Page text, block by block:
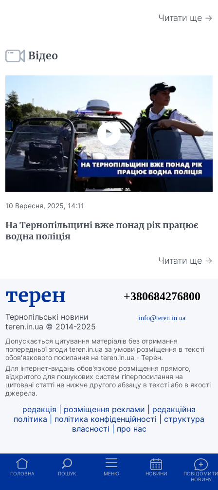
Читати ще →
Відео
10 Вересня, 2025, 14:11
На Тернопільщині вже понад рік працює
водна поліція
Читати ще →
терен
Тернопільські новини
teren.in.ua © 2014-2025
Допускається цитування матеріалів без отримання
попередньої згоди teren.in.ua за умови розміщення в тексті
обов'язкового посилання на teren.in.ua - Терен.
Для інтернет-видань обов'язкове розміщення прямого,
відкритого для пошукових систем гіперпосилання на
цитовані статті не нижче другого абзацу в тексті або в якості
джерела.
+380684276800
info@teren.in.ua
редакція розміщення реклами
редакційна
політика
політика конфіденційності
структура
власності
про нас
ГОЛОВНА ПОШУК МЕНЮ НОВИНИ
НОВИНУ